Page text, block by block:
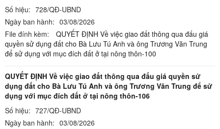
Số hiệu: 728/QĐ-UBND
Ngày ban hành: 03/08/2026
File đính kèm:
QUYẾT ĐỊNH Về việc giao đất thông qua đấu giá
quyền sử dụng đất cho Bà Lưu Tú Anh và ông Trương Văn Trung
để sử dụng với mục đích đất ở tại nông thôn-100
QUYẾT ĐỊNH Về việc giao đất thông qua đấu giá quyền sử
dụng đất cho Bà Lưu Tú Anh và ông Trương Văn Trung để sử
dụng với mục đích đất ở tại nông thôn-106
Số hiệu: 727/QĐ-UBND
Ngày ban hành: 03/08/2026